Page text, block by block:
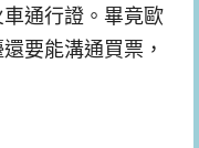
通行證。畢竟歐
要能溝通買票，